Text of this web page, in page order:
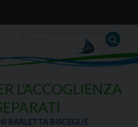
L’ACCOGLIENZA
BARLETTA BISCEGLIE